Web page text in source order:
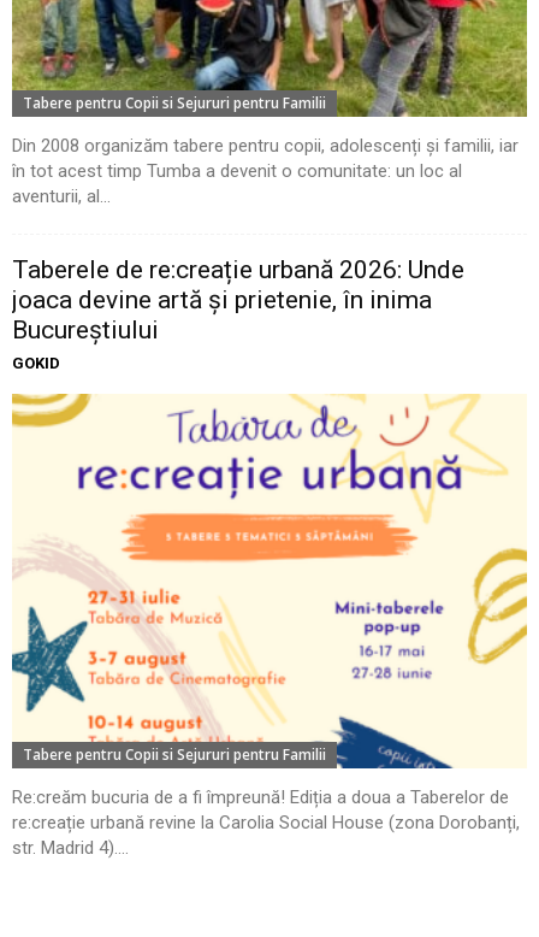
Tabere pentru Copii si Sejururi pentru Familii
Din 2008 organizăm tabere pentru copii, adolescenți și familii, iar
în tot acest timp Tumba a devenit o comunitate: un loc al
aventurii, al...
Taberele de re:creație urbană 2026: Unde
joaca devine artă și prietenie, în inima
Bucureștiului
GOKID
Tabere pentru Copii si Sejururi pentru Familii
Re:creăm bucuria de a fi împreună! Ediția a doua a Taberelor de
re:creație urbană revine la Carolia Social House (zona Dorobanți,
str. Madrid 4)....